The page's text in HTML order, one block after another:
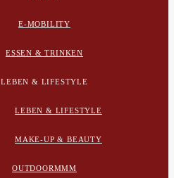
E-MOBILITY
ESSEN & TRINKEN
LEBEN & LIFESTYLE
LEBEN & LIFESTYLE
MAKE-UP & BEAUTY
OUTDOORMMM